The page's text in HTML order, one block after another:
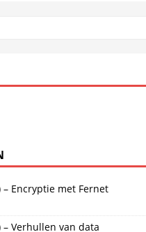
Encryptie met Fernet
Verhullen van data